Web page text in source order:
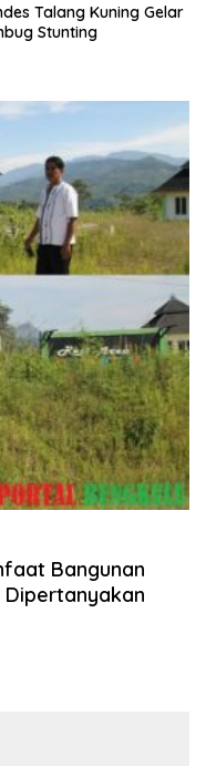
Door To Door, 3 KPM
Mekar Jaya Terima
Bangunan
Dipertanyakan